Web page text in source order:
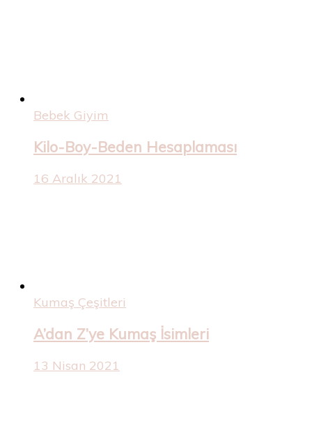
Bebek Giyim
Kilo-Boy-Beden Hesaplaması
16 Aralık 2021
Kumaş Çeşitleri
A’dan Z’ye Kumaş İsimleri
13 Nisan 2021